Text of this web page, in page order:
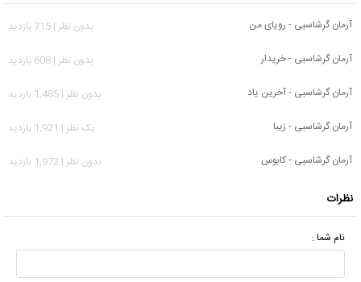
آرمان گرشاسبی - رویای من
بدون نظر | 715 بازدید
آرمان گرشاسبی - خریدار
بدون نظر | 608 بازدید
آرمان گرشاسبی - آخرین یاد
بدون نظر | 1,485 بازدید
آرمان گرشاسبی - زیبا
يک نظر | 1,921 بازدید
آرمان گرشاسبی - کابوس
بدون نظر | 1,972 بازدید
نظرات
نام شما :